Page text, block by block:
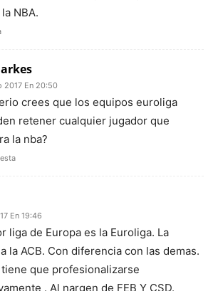
NBA.
2017 En 20:50
crees que los equipos euroliga
retener cualquier jugador que
la nba?
En 19:46
liga de Europa es la Euroliga. La
la ACB. Con diferencia con las demas.
tiene que profesionalizarse
. Al nargen de FEB Y CSD.